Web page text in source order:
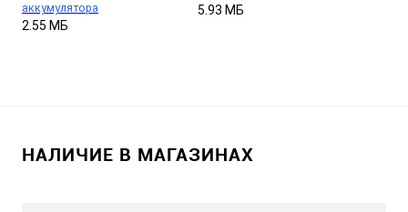
аккумулятора
2.55 МБ
5.93 МБ
НАЛИЧИЕ В МАГАЗИНАХ